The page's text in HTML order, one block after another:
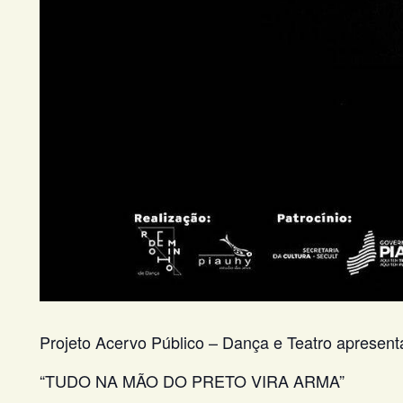
Projeto Acervo Público – Dança e Teatro
“TUDO NA MÃO DO PRETO VIRA ARMA”